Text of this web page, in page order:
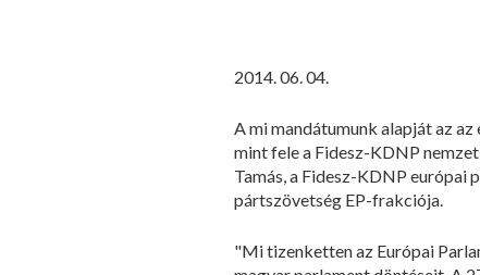
2014. 06. 04.
A mi mandátumunk alapját az
mint fele a Fidesz-KDNP
Tamás, a Fidesz-KDNP európai
pártszövetség EP-frakciója.
"Mi tizenketten az Európai